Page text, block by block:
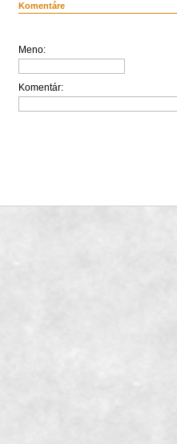
Komentáre
Meno:
Komentár: